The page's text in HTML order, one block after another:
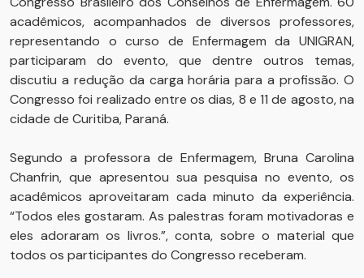
acadêmicos, acompanhados de diversos professores,
representando o curso de Enfermagem da UNIGRAN,
participaram do evento, que dentre outros temas,
discutiu a redução da carga horária para a profissão. O
Congresso foi realizado entre os dias, 8 e 11 de agosto, na
cidade de Curitiba, Paraná.
Segundo a professora de Enfermagem, Bruna Carolina
Chanfrin, que apresentou sua pesquisa no evento, os
acadêmicos aproveitaram cada minuto da experiência.
“Todos eles gostaram. As palestras foram motivadoras e
eles adoraram os livros.”, conta, sobre o material que
todos os participantes do Congresso receberam.